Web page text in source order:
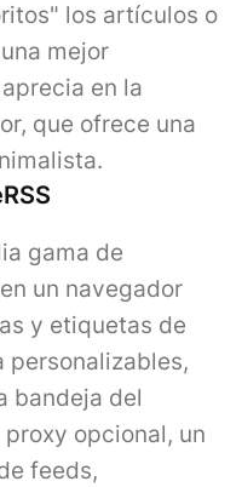
los artículos o
mejor
en la
que ofrece una
gama de
un navegador
y etiquetas de
personalizables,
bandeja del
opcional, un
feeds,